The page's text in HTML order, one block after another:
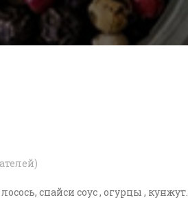
спайси соус , огурцы , кунжут.